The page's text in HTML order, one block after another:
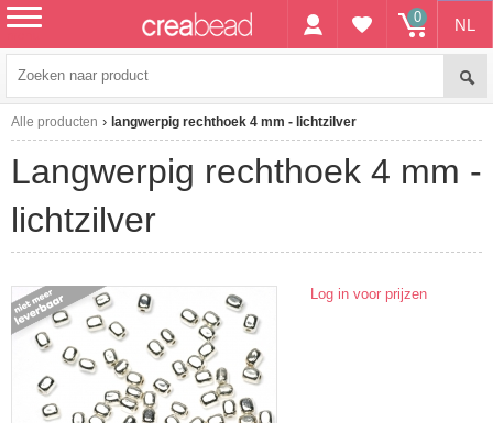
NL
0
Alle producten langwerpig rechthoek 4 mm - lichtzilver
langwerpig rechthoek 4 mm -
lichtzilver
Log in voor prijzen